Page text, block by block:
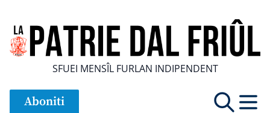
SFUEI MENSÎL FURLAN INDIPENDENT
Aboniti